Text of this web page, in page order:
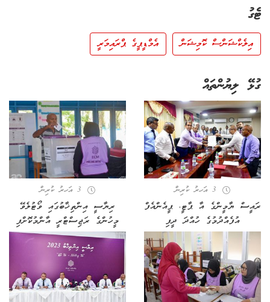
ޓެގު
އިލެކްޝަންސް ކޮމިޝަން އެމްޑީޕީގެ ޕްރައިމަރީ
ގުޅޭ ލިޔުންތައް
3 އަހރު ކުރިން
ރައީސް ޔާމީންގެ އާ ޕާޓީ، ޕީއެންއެފް
އުފެއްދުމުގެ ހުއްދަ ދީފި
3 އަހރު ކުރިން
ރިޔާސީ އިންތިޚާބުގައި ވޯޓުލެވޭ
މީހުންގެ ރަޖިސްޓްރީ އާންމުކޮށްފި